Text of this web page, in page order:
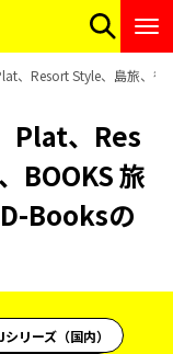
、Resort Style、島旅、
Plat、Res
BOOKS 旅
Booksの
リーズ（国内）